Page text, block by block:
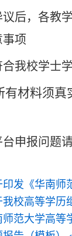
后，各教
项
合我校学士
有材料须
台申报问题
印发《华南师
我校高等学历
师范大学高等